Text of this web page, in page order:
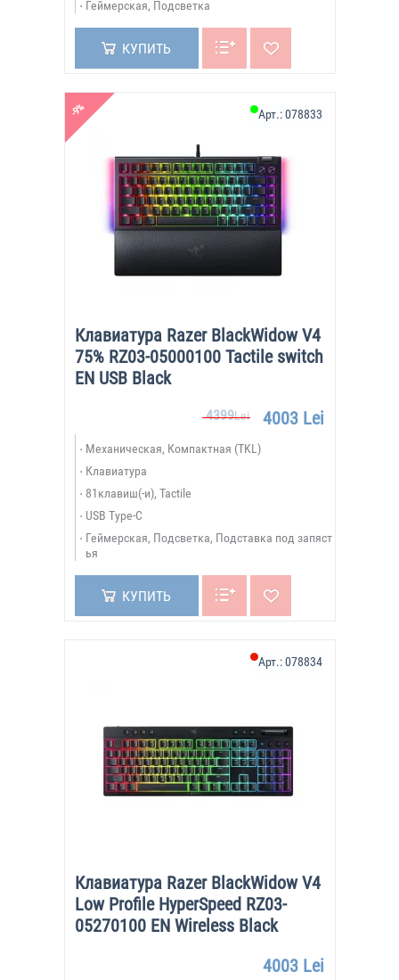
Геймерская, Подсветка
КУПИТЬ
-9%
Клавиатура Razer BlackWidow V4
75% RZ03-05000100 Tactile switch
EN USB Black
Арт.:078833
4399Lei 4003 Lei
Механическая, Компактная (TKL)
Клавиатура
81клавиш(-и), Tactile
USB Type-C
Геймерская, Подсветка, Подставка под запяст
ья
КУПИТЬ
Клавиатура Razer BlackWidow V4
Low Profile HyperSpeed RZ03-
05270100 EN Wireless Black
Арт.:078834
4003 Lei